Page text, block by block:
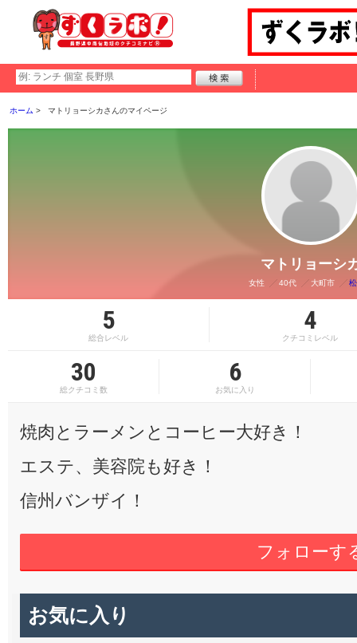
ホーム マトリョーシカさんのマイページ
マトリョーシ
女性 40代 大町市
5
総合レベル
4
クチコミレベル
30
総クチコミ数
6
お気に入り
焼肉とラーメンとコーヒー大好き！
エステ、美容院も好き！
信州バンザイ！
フォローす
お気に入り